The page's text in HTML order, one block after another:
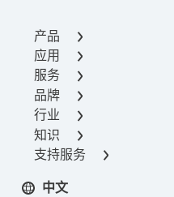
产品
应用
服务
品牌
行业
知识
支持服务
中文
400-666-7306